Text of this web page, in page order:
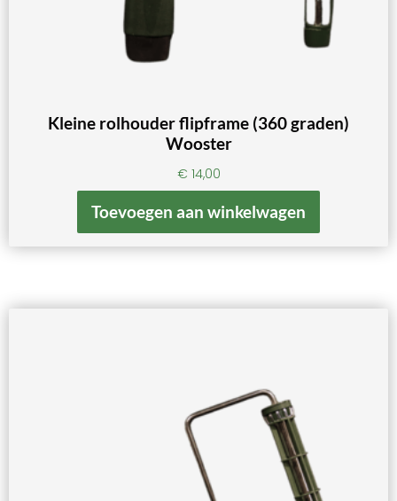
Kleine rolhouder flipframe (360 graden)
Wooster
€ 14,00
Toevoegen aan winkelwagen